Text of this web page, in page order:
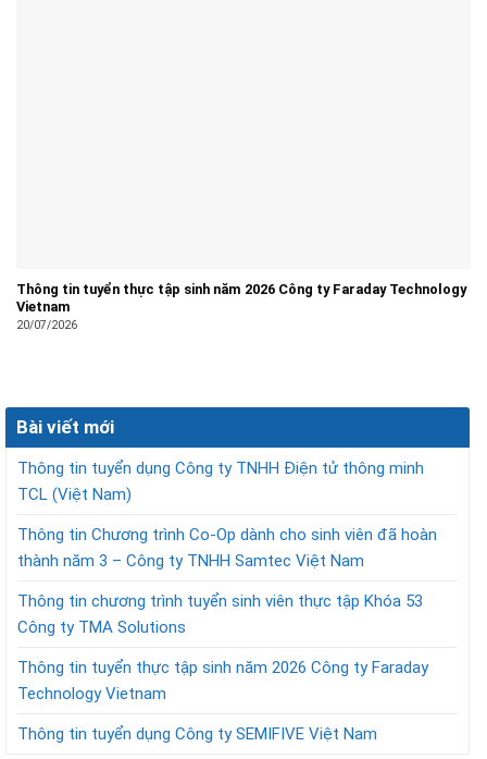
Thông tin tuyển thực tập sinh năm 2026 Công ty Faraday Technology
Vietnam
20/07/2026
Bài viết mới
Thông tin tuyển dụng Công ty TNHH Điện tử thông minh
TCL (Việt Nam)
Thông tin Chương trình Co-Op dành cho sinh viên đã hoàn
thành năm 3 – Công ty TNHH Samtec Việt Nam
Thông tin chương trình tuyển sinh viên thực tập Khóa 53
Công ty TMA Solutions
Thông tin tuyển thực tập sinh năm 2026 Công ty Faraday
Technology Vietnam
Thông tin tuyển dụng Công ty SEMIFIVE Việt Nam